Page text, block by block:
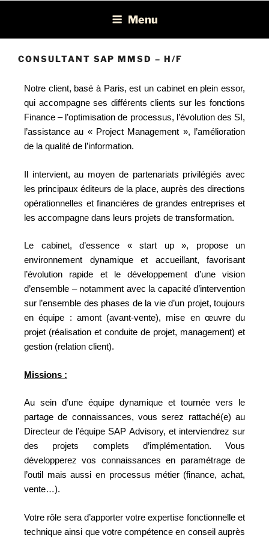
Léon Recrutement
EPM et Consolidation/Reporting
Menu
CONSULTANT SAP MMSD – H/F
Notre client, basé à Paris, est un cabinet en plein essor,
qui accompagne ses différents clients sur les fonctions
Finance – l’optimisation de processus, l’évolution des SI,
l’assistance au « Project Management », l’amélioration
de la qualité de l’information.
Il intervient, au moyen de partenariats privilégiés avec
les principaux éditeurs de la place, auprès des directions
opérationnelles et financières de grandes entreprises et
les accompagne dans leurs projets de transformation.
Le cabinet, d’essence « start up », propose un
environnement dynamique et accueillant, favorisant
l’évolution rapide et le développement d’une vision
d’ensemble – notamment avec la capacité d’intervention
sur l’ensemble des phases de la vie d’un projet, toujours
en équipe : amont (avant-vente), mise en œuvre du
projet (réalisation et conduite de projet, management) et
gestion (relation client).
Missions :
Au sein d’une équipe dynamique et tournée vers le
partage de connaissances, vous serez rattaché(e) au
Directeur de l’équipe SAP Advisory, et interviendrez sur
des projets complets d’implémentation. Vous
développerez vos connaissances en paramétrage de
l’outil mais aussi en processus métier (finance, achat,
vente…).
Votre rôle sera d’apporter votre expertise fonctionnelle et
technique ainsi que votre compétence en conseil auprès